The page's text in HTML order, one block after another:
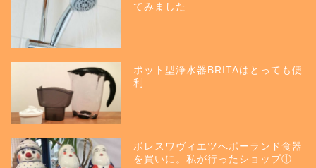
てみました
ポット型浄水器BRITAはとっても便
利
ボレスワヴィエツへポーランド食器
を買いに。私が行ったショップ①